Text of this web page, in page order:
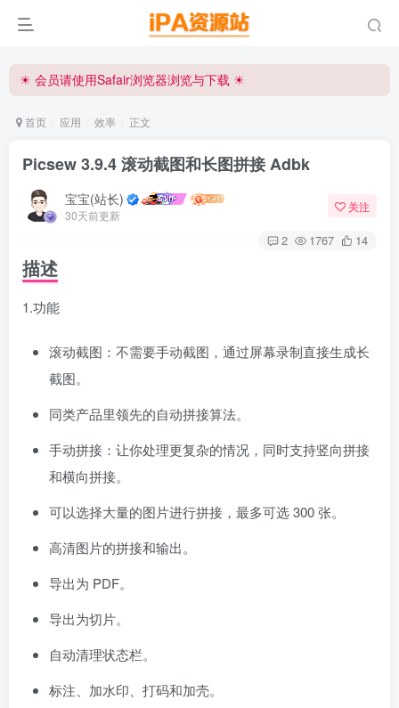
iPA资源站官方唯一客服微信:15504815558
首页 应用 效率 正文
Picsew 3.9.4 滚动截图和长图拼接 Adbk
宝宝(站长)
30天前更新
关注
2 1767 14
描述
1.功能
滚动截图：不需要手动截图，通过屏幕录制直接生成长
截图。
同类产品里领先的自动拼接算法。
手动拼接：让你处理更复杂的情况，同时支持竖向拼接
和横向拼接。
可以选择大量的图片进行拼接，最多可选 300 张。
高清图片的拼接和输出。
导出为 PDF。
导出为切片。
自动清理状态栏。
标注、加水印、打码和加壳。